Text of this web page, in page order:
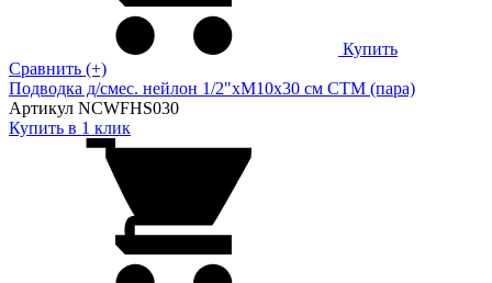
Купить
Сравнить (+)
Подводка д/смес. нейлон 1/2"xM10x30 см CTM (пара)
Артикул NCWFHS030
Купить в 1 клик